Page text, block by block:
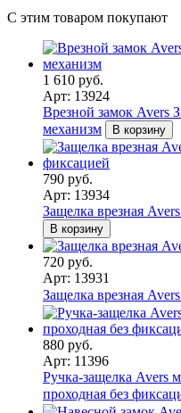
С этим товаром покупают
1 610 руб.
Арт: 13924
Врезной замок Avers
механизм
В корзину
790 руб.
Арт: 13934
Защелка врезная
В корзину
720 руб.
Арт: 13931
Защелка врезная
880 руб.
Арт: 11396
Ручка-защелка Avers
проходная без